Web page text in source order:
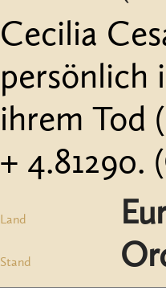
Cecilia
persönlich
ihrem Tod
+ 4.81290.
Land
Stand